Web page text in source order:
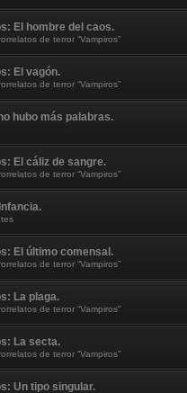
El hombre del caos.
de terror “Vampiros”
El vagón.
de terror “Vampiros”
hubo más palabras.
El cáliz de sangre.
de terror “Vampiros”
El último comensal.
de terror “Vampiros”
La plaga.
de terror “Vampiros”
La secta.
de terror “Vampiros”
Un tipo singular.